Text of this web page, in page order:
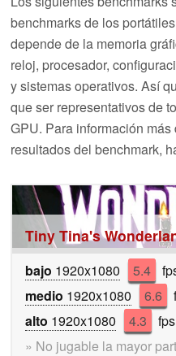
benchmarks de los
depende de la memoria
reloj, procesador,
y sistemas operativos. Así
que ser representativos de
GPU. Para información
resultados del benchmark,
Tiny Tina's
bajo 1920x1080 5.4
medio 1920x1080 6.6
alto 1920x1080 4.3
» No jugable la mayor